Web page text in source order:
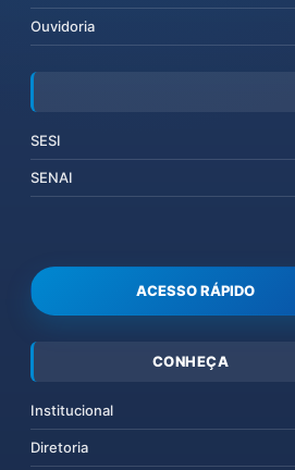
Ouvidoria
SESI
SENAI
ACESSO RÁPIDO
CONHEÇA
Institucional
Diretoria